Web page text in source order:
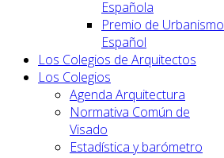
Española
Premio de Urbanismo
Español
Los Colegios de Arquitectos
Los Colegios
Agenda Arquitectura
Normativa Común de
Visado
Estadística y barómetro